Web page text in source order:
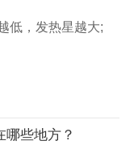
低，发热星越大;
哪些地方？